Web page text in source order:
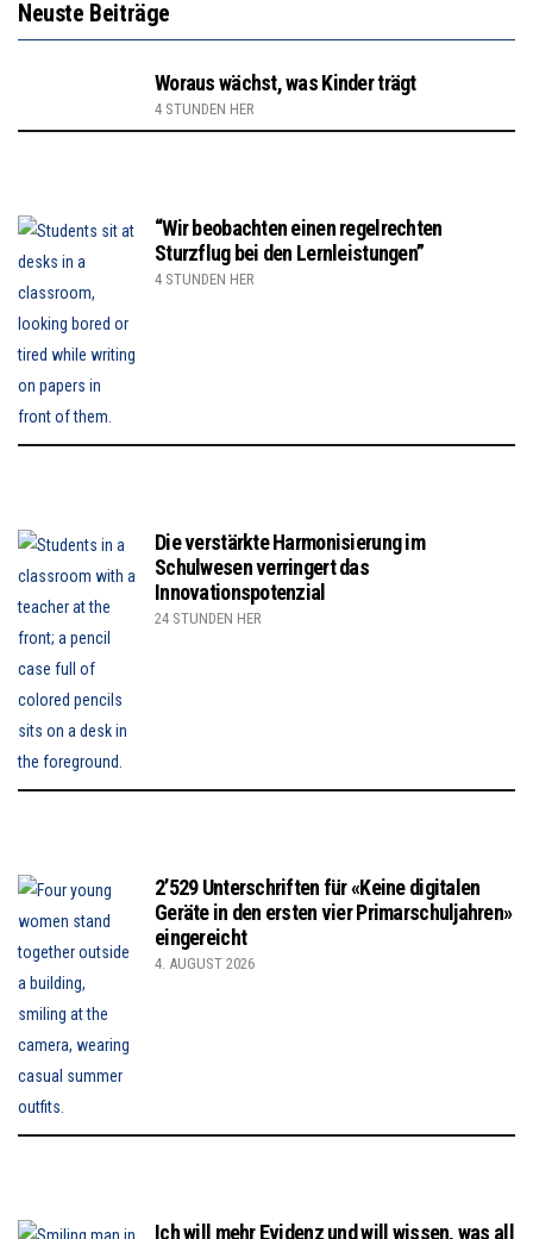
Neuste Beiträge
Woraus wächst, was Kinder trägt
4 STUNDEN HER
“Wir beobachten einen regelrechten
Sturzflug bei den Lernleistungen”
4 STUNDEN HER
Die verstärkte Harmonisierung im
Schulwesen verringert das
Innovationspotenzial
24 STUNDEN HER
2’529 Unterschriften für «Keine digitalen
Geräte in den ersten vier Primarschuljahren»
eingereicht
4. AUGUST 2026
Ich will mehr Evidenz und will wissen, was all